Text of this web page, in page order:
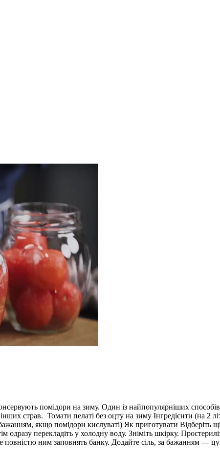
помідори на зиму. Один із найпопулярніших
страв. Томати пелаті без оцту на зиму Інгредієнти (на 2
якщо помідори кислуваті) Як приготувати
одразу перекладіть у холодну воду. Зніміть шкірку.
ним заповнять банку. Додайте сіль, за бажанням —